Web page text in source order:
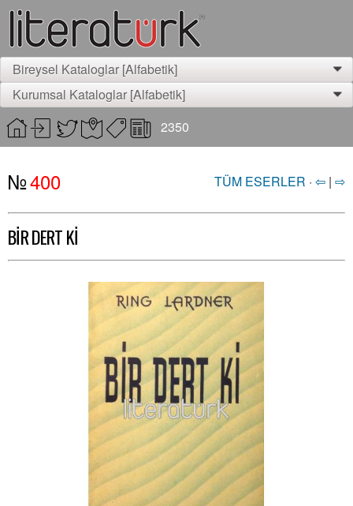
Bireysel Kataloglar [Alfabetik] 0
Kurumsal Kataloglar [Alfabetik] 0
2350
№400 TÜM ESERLER · ⇦ | ⇨
BİR DERT Kİ